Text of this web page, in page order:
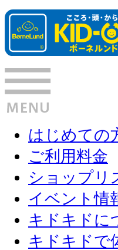
はじめての
ご利用料金
ショップリ
イベント情
キドキドに
キドキドで